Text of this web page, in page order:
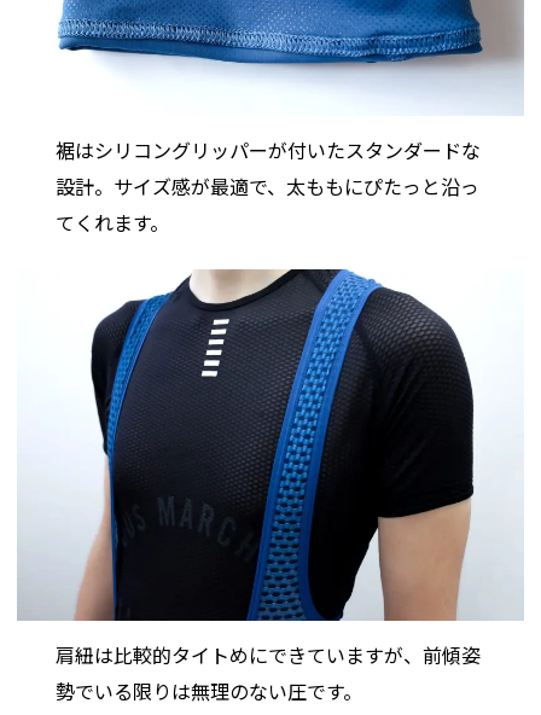
裾はシリコングリッパーが付いたスタンダードな
設計。サイズ感が最適で、太ももにぴたっと沿っ
てくれます。
肩紐は比較的タイトめにできていますが、前傾姿
勢でいる限りは無理のない圧です。